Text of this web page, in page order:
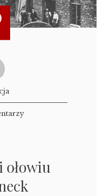
ołowiu